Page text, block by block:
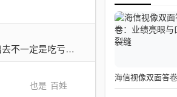
是吃亏的，好吗？
也是 百姓